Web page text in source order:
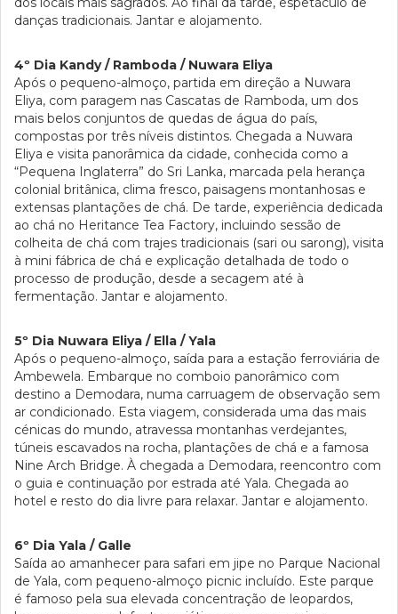
danças tradicionais. Jantar e alojamento.
4º Dia Kandy / Ramboda / Nuwara Eliya
Após o pequeno-almoço, partida em direção a Nuwara
Eliya, com paragem nas Cascatas de Ramboda, um dos
mais belos conjuntos de quedas de água do país,
compostas por três níveis distintos. Chegada a Nuwara
Eliya e visita panorâmica da cidade, conhecida como a
“Pequena Inglaterra” do Sri Lanka, marcada pela herança
colonial britânica, clima fresco, paisagens montanhosas e
extensas plantações de chá. De tarde, experiência dedicada
ao chá no Heritance Tea Factory, incluindo sessão de
colheita de chá com trajes tradicionais (sari ou sarong), visita
à mini fábrica de chá e explicação detalhada de todo o
processo de produção, desde a secagem até à
fermentação. Jantar e alojamento.
5º Dia Nuwara Eliya / Ella / Yala
Após o pequeno-almoço, saída para a estação ferroviária de
Ambewela. Embarque no comboio panorâmico com
destino a Demodara, numa carruagem de observação sem
ar condicionado. Esta viagem, considerada uma das mais
cénicas do mundo, atravessa montanhas verdejantes,
túneis escavados na rocha, plantações de chá e a famosa
Nine Arch Bridge. À chegada a Demodara, reencontro com
o guia e continuação por estrada até Yala. Chegada ao
hotel e resto do dia livre para relaxar. Jantar e alojamento.
6º Dia Yala / Galle
Saída ao amanhecer para safari em jipe no Parque Nacional
de Yala, com pequeno-almoço picnic incluído. Este parque
é famoso pela sua elevada concentração de leopardos,